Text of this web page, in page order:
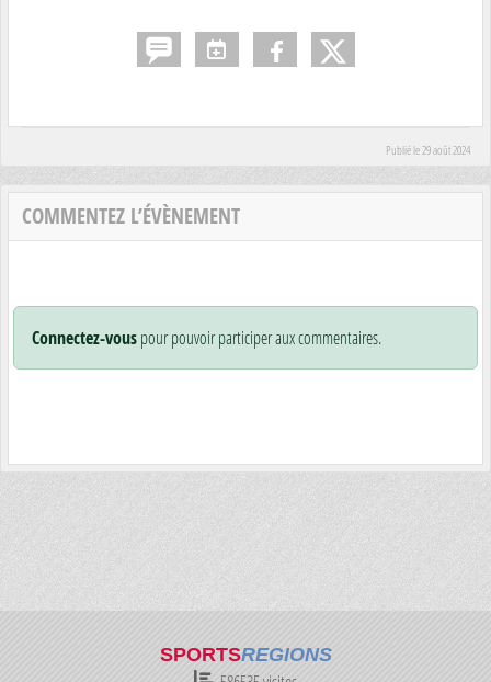
Publié le29 août 2024
COMMENTEZ L’ÉVÈNEMENT
Connectez-vouspour pouvoir participer aux commentaires.
SPORTSREGIONS